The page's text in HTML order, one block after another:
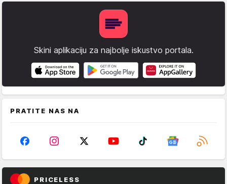
Skini aplikaciju za najbolje iskustvo portala.
PRATITE NAS NA
PRICELESS